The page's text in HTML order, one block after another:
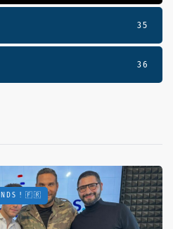
35
36
! 🇫🇷